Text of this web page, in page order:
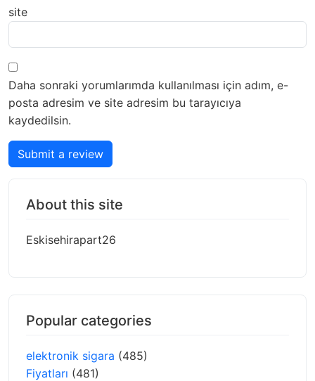
site
Daha sonraki yorumlarımda kullanılması için adım, e-
posta adresim ve site adresim bu tarayıcıya
kaydedilsin.
Submit a review
About this site
Eskisehirapart26
Popular categories
elektronik sigara (485)
Fiyatları (481)